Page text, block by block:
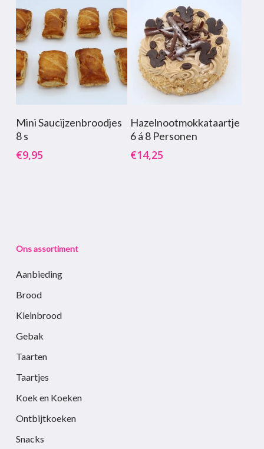
Toevoegen Aan
Winkelwagen
Mini Saucijzenbroodjes
8 s
€9,95
Toevoegen Aan
Hazelnootmokkataartje
6 á 8 Personen
€14,25
Ons assortiment
Aanbieding
Brood
Kleinbrood
Gebak
Taarten
Taartjes
Koek en Koeken
Ontbijtkoeken
Snacks